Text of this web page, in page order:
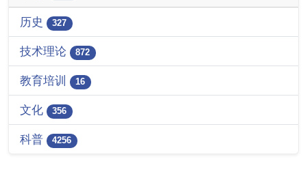
历史 327
技术理论 872
教育培训 16
文化 356
科普 4256